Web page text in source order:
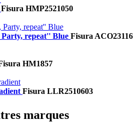
Fisura HMP2521050
repeat'' Blue Fisura ACO23116
HM1857
Fisura LLR2510603
marques